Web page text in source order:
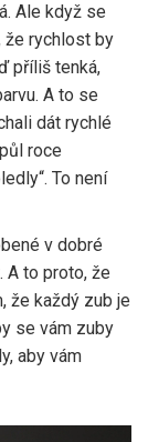
Ale když se
že rychlost by
příliš tenká,
A to se
dát rychlé
roce
To není
v dobré
A to proto, že
že každý zub je
se vám zuby
aby vám